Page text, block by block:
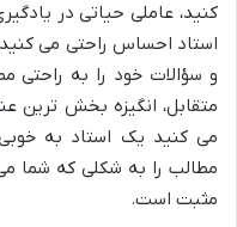
کنید، عاملی حیاتی در
استاد احساس راحتی می کنید؟
و سؤالات خود را به
متقابل، انگیزه بخش ترین
می کنید یک استاد به
مطالب را به شکلی که شما
مثبت است.